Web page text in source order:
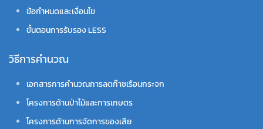
ข้อกำหนดและเงื่อนไข
ขั้นตอนการรับรอง LESS
วิธีการคำนวณ
เอกสารการคำนวณการลดก๊าซเรือนกระจก
โครงการด้านป่าไม้และการเกษตร
โครงการด้านการจัดการของเสีย